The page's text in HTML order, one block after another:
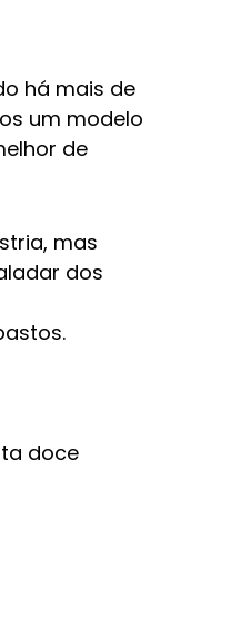
há mais de
um modelo
de
mas
dos
doce